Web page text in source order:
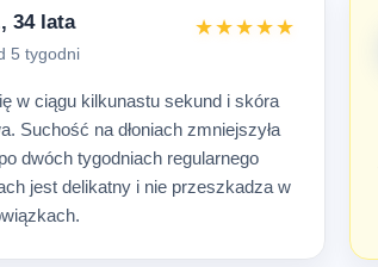
34 lata
5 tygodni
★★★★★
w ciągu kilkunastu sekund i skóra
Suchość na dłoniach zmniejszyła
dwóch tygodniach regularnego
jest delikatny i nie przeszkadza w